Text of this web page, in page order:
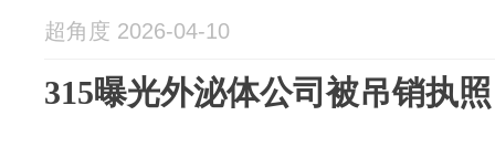
超角度 2026-04-10
315曝光外泌体公司被吊销执